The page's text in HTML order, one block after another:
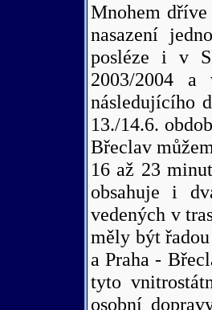
Mnohem
nasazení
posléze i v
2003/2004
následujícího
13./14.6.
Břeclav
16 až 23
obsahuje i
vedených v
měly být
a Praha -
tyto
osobní